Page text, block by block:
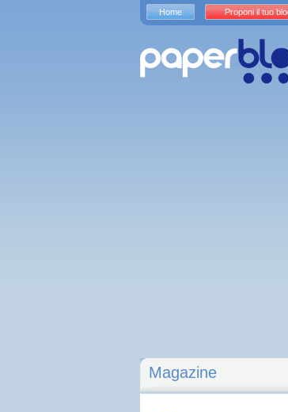
Magazine
Home Proponi il tuo